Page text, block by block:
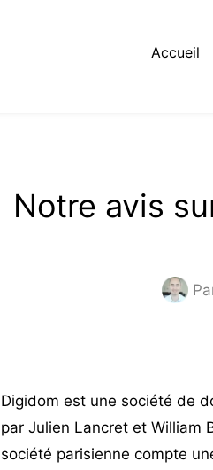
Accueil
Notre avis
Digidom est une société de
par Julien Lancret et William
société parisienne compte